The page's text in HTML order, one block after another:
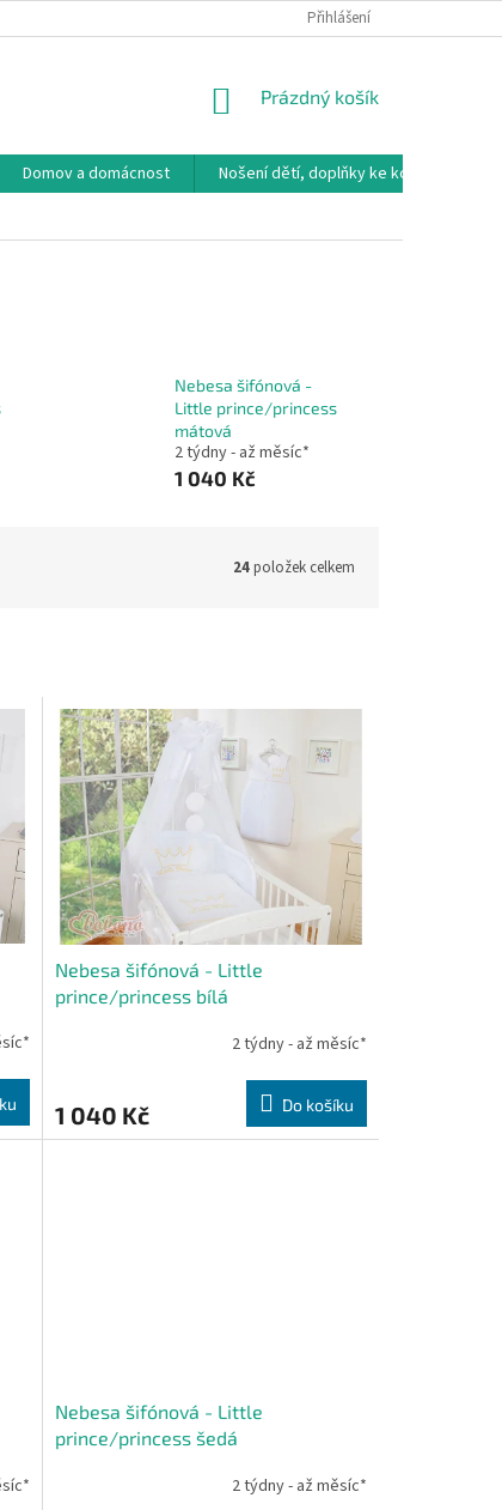
DOPRAVA, PLATBY A
Přihlášení
NÁKUPNÍ
Prázdný košík
Domov a domácnost
Nošení dětí, doplňky ke kočárkům
Nebesa šifónová -
Little prince/princess
mátová
2 týdny - až měsíc*
1 040 Kč
24položek celkem
Nebesa šifónová - Little
prince/princess bílá
2 týdny - až měsíc*
1 040 Kč Do košíku
Nebesa šifónová - Little
prince/princess šedá
2 týdny - až měsíc*